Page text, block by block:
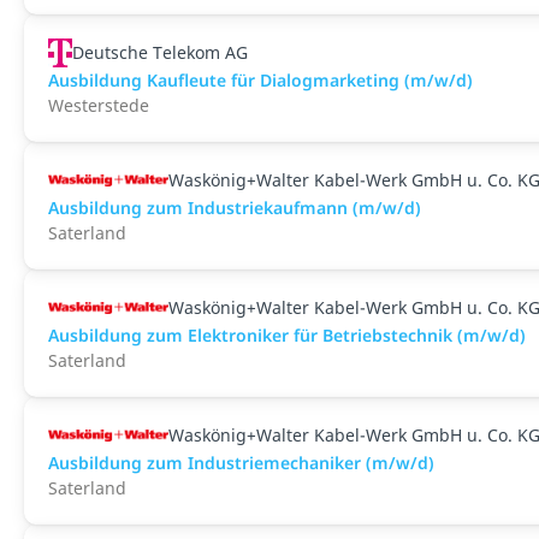
Deutsche Telekom AG
Ausbildung Kaufleute für Dialogmarketing (m/w/d)
Westerstede
Waskönig+Walter Kabel-Werk GmbH u. Co. KG
Ausbildung zum Industriekaufmann (m/w/d)
Saterland
Waskönig+Walter Kabel-Werk GmbH u. Co. KG
Ausbildung zum Elektroniker für Betriebstechnik (m/w/d)
Saterland
Waskönig+Walter Kabel-Werk GmbH u. Co. KG
Ausbildung zum Industriemechaniker (m/w/d)
Saterland